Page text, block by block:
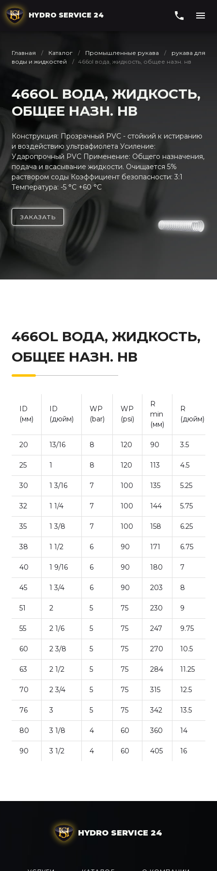
HYDRO SERVICE 24
Главная Каталог Промышленные рукава
рукава для
воды и жидкостей
466ol вода, жидкость, общее назн. нв
466OL ВОДА, ЖИДКОСТЬ,
ОБЩЕЕ НАЗН. НВ
Конструкция: Прозрачный PVC - стойкий к истиранию
и воздействию ультрафиолета Усиление:
Ударопрочный PVC Применение: Общего назначения,
подача и всасывание жидкости. Очищается 5%
раствором соды Коэффициент безопасности: 3:1
Температура: -5 °C +60 °C
ЗАКАЗАТЬ
466OL ВОДА, ЖИДКОСТЬ,
ОБЩЕЕ НАЗН. НВ
ID
(мм)
ID
(дюйм)
WP
(bar)
WP
(psi)
R
min
(мм)
R
(дюйм)
20 13/16 8 120 90 3.5
25 1 8 120 113 4.5
30 1 3/16 7 100 135 5.25
32 1 1/4 7 100 144 5.75
35 1 3/8 7 100 158 6.25
38 1 1/2 6 90 171 6.75
40 1 9/16 6 90 180 7
45 1 3/4 6 90 203 8
51 2 5 75 230 9
55 2 1/6 5 75 247 9.75
60 2 3/8 5 75 270 10.5
63 2 1/2 5 75 284 11.25
70 2 3/4 5 75 315 12.5
76 3 5 75 342 13.5
80 3 1/8 4 60 360 14
90 3 1/2 4 60 405 16
HYDRO SERVICE 24